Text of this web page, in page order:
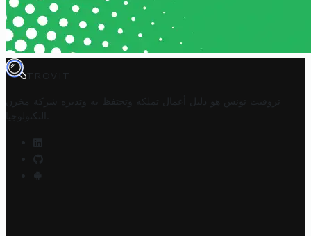
TROVIT
تروفيت تونس هو دليل أعمال تملكه وتحتفظ به وتديره
شركة مخزن
التكنولوجيا